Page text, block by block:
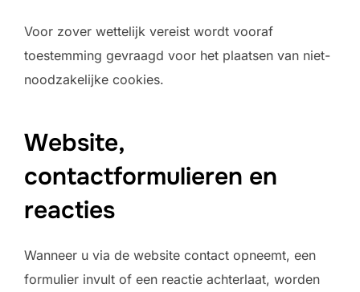
Voor zover wettelijk vereist wordt vooraf
toestemming gevraagd voor het plaatsen van niet-
noodzakelijke cookies.
Website,
contactformulieren en
reacties
Wanneer u via de website contact opneemt, een
formulier invult of een reactie achterlaat, worden